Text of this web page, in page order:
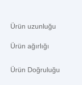
Ürün uzunluğu
Ürün ağırlığı
Ürün Doğruluğu